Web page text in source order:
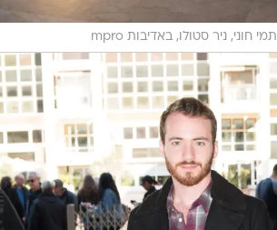
תמי חוני, ניר סטולו, באדיבות mpro